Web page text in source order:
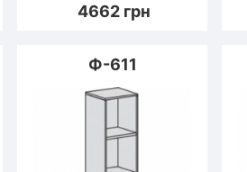
4662 грн
Ф-611